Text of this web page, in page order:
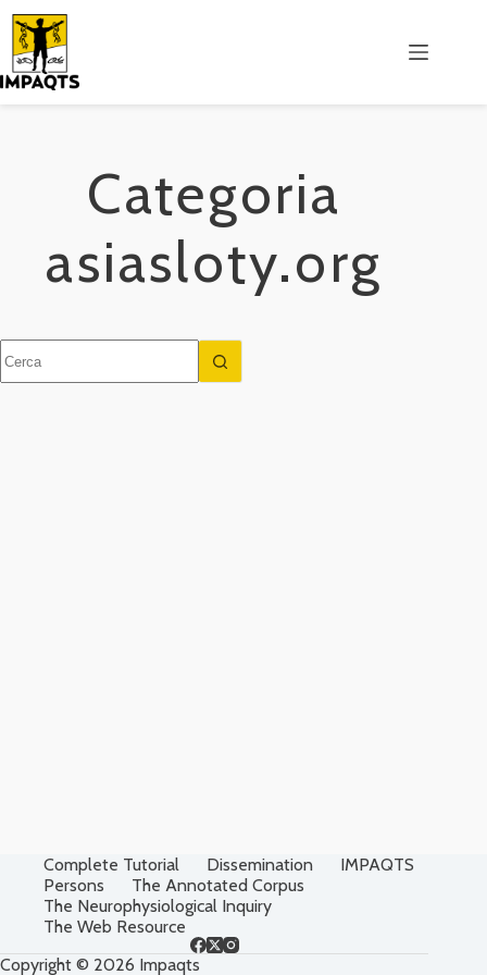
Salta
contenuto
Categoria
asiasloty.org
risultato
Complete Tutorial Dissemination
IMPAQTS
Persons
The Annotated Corpus
The Neurophysiological Inquiry
The Web Resource
Copyright © 2026 Impaqts